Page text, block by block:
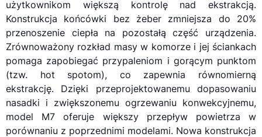
użytkownikom większą kontrolę nad ekstrakcją.
Konstrukcja końcówki bez żeber zmniejsza do 20%
przenoszenie ciepła na pozostałą część urządzenia.
Zrównoważony rozkład masy w komorze i jej ściankach
pomaga zapobiegać przypaleniom i gorącym punktom
(tzw. hot spotom), co zapewnia równomierną
ekstrakcję. Dzięki przeprojektowanemu dopasowaniu
nasadki i zwiększonemu ogrzewaniu konwekcyjnemu,
model M7 oferuje większy przepływ powietrza w
porównaniu z poprzednimi modelami. Nowa konstrukcja